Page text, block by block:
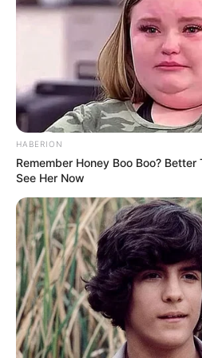
suara dengan debut single pada
Saat itu, ia debut single yang
dilanjutkan dengan Lets Go, Out of
in Love.
HABERION
Remember Honey Boo Boo?
See Her Now